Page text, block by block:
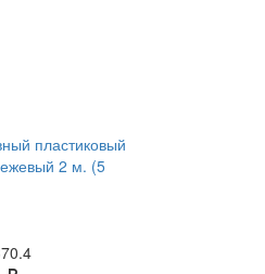
пластиковый
2 м. (5